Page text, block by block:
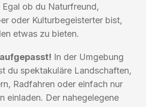
ob du Naturfreund,
oder Kulturbegeisterter bist,
etwas zu bieten.
In der Umgebung
du spektakuläre Landschaften,
Radfahren oder einfach nur
einladen. Der nahegelegene